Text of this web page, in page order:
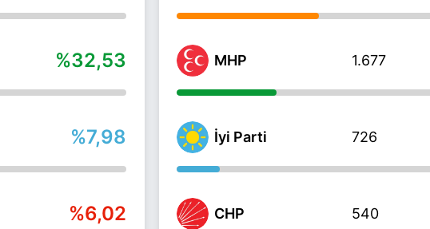
%32,53
%7,98
%6,02
MHP 1.677
İyi Parti 726
CHP 540